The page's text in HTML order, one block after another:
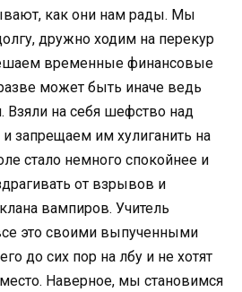
как они нам рады. Мы
дружно ходим на перекур
временные финансовые
может быть иначе ведь
Взяли на себя шефство над
запрещаем им хулиганить на
стало немного спокойнее и
от взрывов и
вампиров. Учитель
это своими выпученными
до сих пор на лбу и не хотят
Наверное, мы становимся